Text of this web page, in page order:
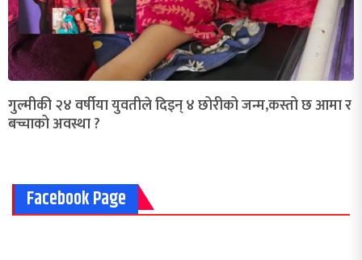
गुल्मीकी २४ वर्षीया युवतीले दिइन् ४ छोरीको जन्म,कस्तो छ आमा र
बच्चाको अवस्था ?
Facebook Page